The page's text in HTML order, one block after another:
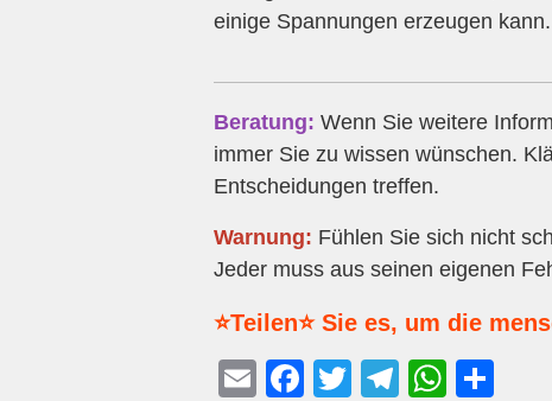
einige Spannungen erzeugen kann.
Beratung: Wenn Sie weitere
immer Sie zu wissen wünschen.
Entscheidungen treffen.
Warnung: Fühlen Sie sich nicht
Jeder muss aus seinen eigenen
⭐Teilen⭐ Sie es, um die
E
F
T
T
W